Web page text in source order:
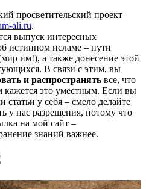
просветительский проект
ali.ru.
выпуск интересных
истинном исламе – пути
им!), а также донесение этой
В связи с этим, вы
и распространять все, что
кажется это уместным. Если вы
статьи у себя – смело делайте
у нас разрешения, потому что
на мой сайт –
знаний важнее.